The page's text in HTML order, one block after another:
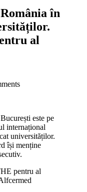
în
al
este pe
internațional
universităților.
își menține
pentru al